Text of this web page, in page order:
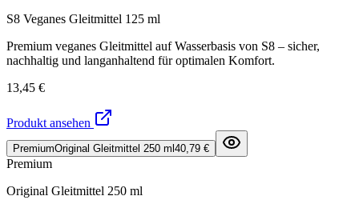
S8 Veganes Gleitmittel 125 ml
Premium veganes Gleitmittel auf Wasserbasis von S8 – sicher,
nachhaltig und langanhaltend für optimalen Komfort.
13,45 €
Produkt ansehen
PremiumOriginal Gleitmittel 250 ml 40,79 €
Premium
Original Gleitmittel 250 ml